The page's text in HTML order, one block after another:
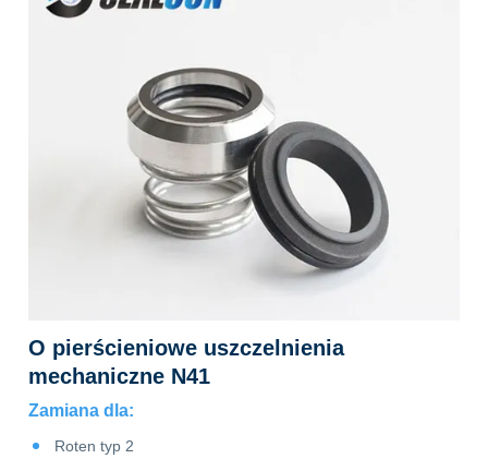
O pierścieniowe uszczelnienia
mechaniczne N41
Zamiana dla:
Roten typ 2